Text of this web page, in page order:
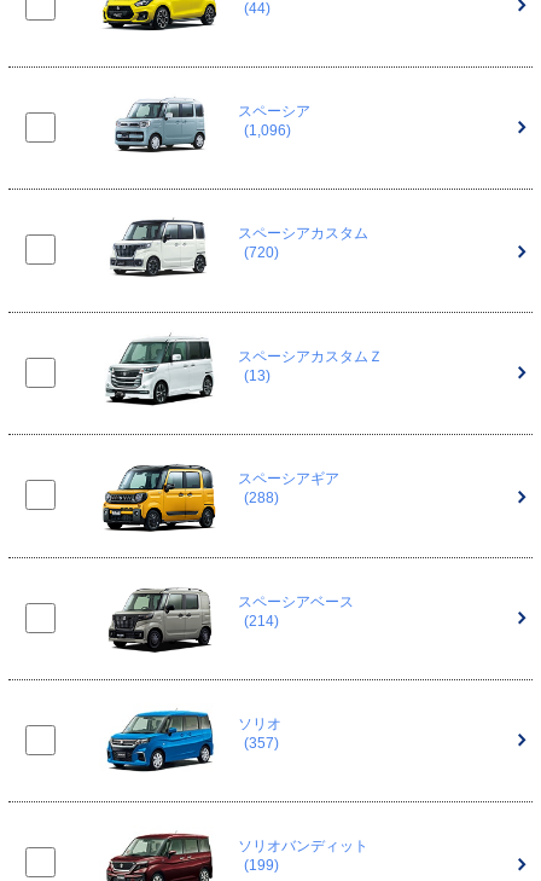
(44)
スペーシア
(1,096)
スペーシアカスタム
(720)
スペーシアカスタムＺ
(13)
スペーシアギア
(288)
スペーシアベース
(214)
ソリオ
(357)
ソリオバンディット
(199)